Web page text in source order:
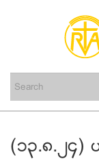
content
(၁၃.၈.၂၄)